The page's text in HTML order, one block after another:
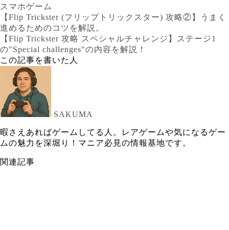
スマホゲーム
【Flip Trickster (フリップトリックスター) 攻略②】うまく
進めるためのコツを解説。
【Flip Trickster 攻略 スペシャルチャレンジ】ステージ1
の"Special challenges"の内容を解説！
この記事を書いた人
SAKUMA
暇さえあればゲームしてる人。レアゲームや気になるゲー
ムの魅力を深堀り！マニア必見の情報基地です。
関連記事